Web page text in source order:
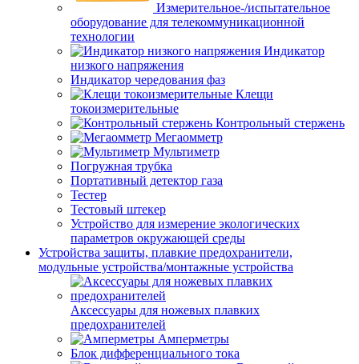
Измерительное-/испытательное
оборудование для телекоммуникационной
технологии
Индикатор
низкого напряжения
Индикатор чередования фаз
Клещи
токоизмерительные
Контрольный стержень
Мегаомметр
Мультиметр
Погружная трубка
Портативный детектор газа
Тестер
Тестовый штекер
Устройство для измерение экологических
параметров окружающей среды
Устройства защиты, плавкие предохранители,
модульные устройства/монтажные устройства
Аксессуары для ножевых плавких
предохранителей
Амперметры
Блок дифференциального тока